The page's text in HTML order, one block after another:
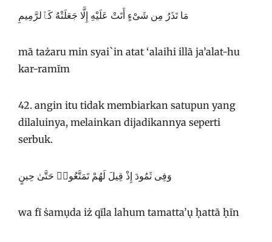
مَا تَذَرُ مِن شَىْءٍ أَتَتْ عَلَيْهِ إِلَّا جَعَلَتْهُ كَٱلرَّمِيمِ
mā tażaru min syai`in atat ‘alaihi illā ja’alat-hu
kar-ramīm
42. angin itu tidak membiarkan satupun yang
dilaluinya, melainkan dijadikannya seperti
serbuk.
وَفِى ثَمُودَ إِذْ قِيلَ لَهُمْ تَمَتَّعُوا۟ حَتَّىٰ حِينٍ
wa fī ṡamụda iż qīla lahum tamatta’ụ ḥattā ḥīn